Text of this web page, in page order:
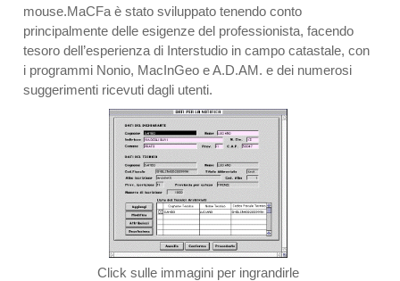
mouse.MaCFa è stato sviluppato tenendo conto
principalmente delle esigenze del professionista, facendo
tesoro dell’esperienza di Interstudio in campo catastale, con
i programmi Nonio, MacInGeo e A.D.AM. e dei numerosi
suggerimenti ricevuti dagli utenti.
Click sulle immagini per ingrandirle